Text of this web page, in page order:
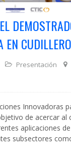
EN CUDILLERO
Presentación
Innovadoras
de acercar al
aplicaciones
subsectores